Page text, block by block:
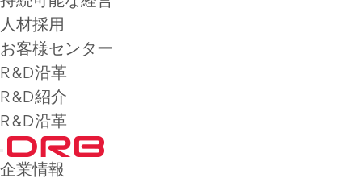
人材採用
お客様センター
R&D沿革
R&D紹介
R&D沿革
企業情報